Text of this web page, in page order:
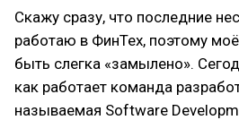
Скажу сразу, что последние
работаю в ФинТех, поэтому
быть слегка «замылено».
как работает команда
называемая Software